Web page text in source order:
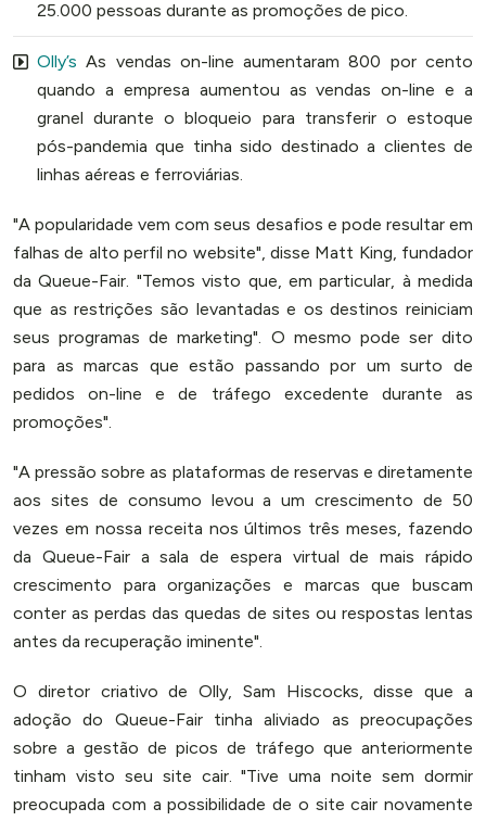
25.000 pessoas durante as promoções de pico.
Olly’s As vendas on-line aumentaram 800 por cento
quando a empresa aumentou as vendas on-line e a
granel durante o bloqueio para transferir o estoque
pós-pandemia que tinha sido destinado a clientes de
linhas aéreas e ferroviárias.
"A popularidade vem com seus desafios e pode resultar em
falhas de alto perfil no website", disse Matt King, fundador
da Queue-Fair. "Temos visto que, em particular, à medida
que as restrições são levantadas e os destinos reiniciam
seus programas de marketing". O mesmo pode ser dito
para as marcas que estão passando por um surto de
pedidos on-line e de tráfego excedente durante as
promoções".
"A pressão sobre as plataformas de reservas e diretamente
aos sites de consumo levou a um crescimento de 50
vezes em nossa receita nos últimos três meses, fazendo
da Queue-Fair a sala de espera virtual de mais rápido
crescimento para organizações e marcas que buscam
conter as perdas das quedas de sites ou respostas lentas
antes da recuperação iminente".
O diretor criativo de Olly, Sam Hiscocks, disse que a
adoção do Queue-Fair tinha aliviado as preocupações
sobre a gestão de picos de tráfego que anteriormente
tinham visto seu site cair. "Tive uma noite sem dormir
preocupada com a possibilidade de o site cair novamente